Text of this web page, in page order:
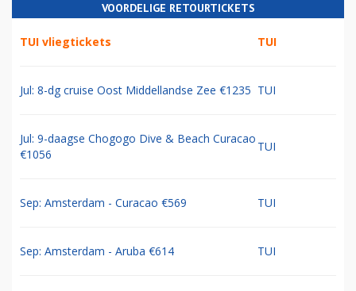
VOORDELIGE RETOURTICKETS
TUI vliegtickets TUI
Jul: 8-dg cruise Oost Middellandse Zee €1235 TUI
Jul: 9-daagse Chogogo Dive & Beach Curacao
€1056
TUI
Sep: Amsterdam - Curacao €569 TUI
Sep: Amsterdam - Aruba €614 TUI